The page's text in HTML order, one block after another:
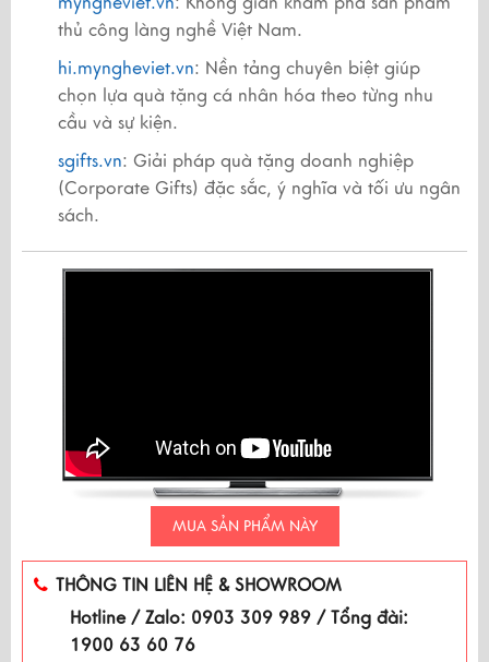
thủ công làng nghề Việt Nam.
hi.myngheviet.vn: Nền tảng chuyên biệt giúp
chọn lựa quà tặng cá nhân hóa theo từng nhu
cầu và sự kiện.
sgifts.vn: Giải pháp quà tặng doanh nghiệp
(Corporate Gifts) đặc sắc, ý nghĩa và tối ưu ngân
sách.
MUA SẢN PHẨM NÀY
THÔNG TIN LIÊN HỆ & SHOWROOM
Hotline / Zalo: 0903 309 989 / Tổng đài:
1900 63 60 76